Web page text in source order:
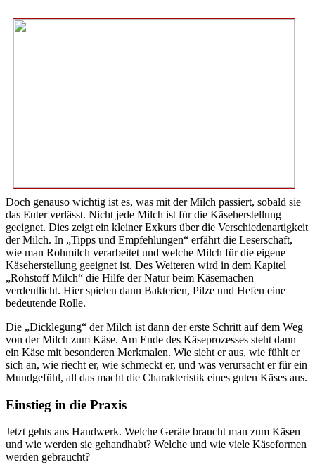
Doch genauso wichtig ist es, was mit der Milch passiert, sobald sie
das Euter verlässt. Nicht jede Milch ist für die Käseherstellung
geeignet. Dies zeigt ein kleiner Exkurs über die Verschiedenartigkeit
der Milch. In „Tipps und Empfehlungen“ erfährt die Leserschaft,
wie man Rohmilch verarbeitet und welche Milch für die eigene
Käseherstellung geeignet ist. Des Weiteren wird in dem Kapitel
„Rohstoff Milch“ die Hilfe der Natur beim Käsemachen
verdeutlicht. Hier spielen dann Bakterien, Pilze und Hefen eine
bedeutende Rolle.
Die „Dicklegung“ der Milch ist dann der erste Schritt auf dem Weg
von der Milch zum Käse. Am Ende des Käseprozesses steht dann
ein Käse mit besonderen Merkmalen. Wie sieht er aus, wie fühlt er
sich an, wie riecht er, wie schmeckt er, und was verursacht er für ein
Mundgefühl, all das macht die Charakteristik eines guten Käses aus.
Einstieg in die Praxis
Jetzt gehts ans Handwerk. Welche Geräte braucht man zum Käsen
und wie werden sie gehandhabt? Welche und wie viele Käseformen
werden gebraucht?